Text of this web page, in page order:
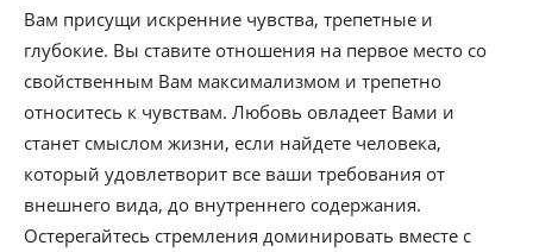
Вам присущи искренние чувства, трепетные и
глубокие. Вы ставите отношения на первое место со
свойственным Вам максимализмом и трепетно
относитесь к чувствам. Любовь овладеет Вами и
станет смыслом жизни, если найдете человека,
который удовлетворит все ваши требования от
внешнего вида, до внутреннего содержания.
Остерегайтесь стремления доминировать вместе с